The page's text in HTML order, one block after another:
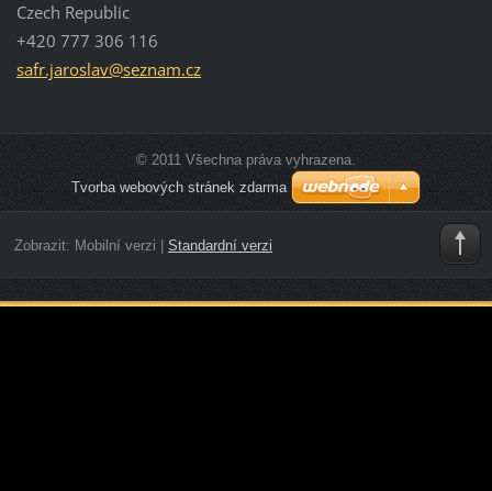
Czech Republic
+420 777 306 116
safr.jaroslav@seznam.cz
© 2011 Všechna práva vyhrazena.
Tvorba webových stránek zdarma
Zobrazit: Mobilní verzi | Standardní verzi